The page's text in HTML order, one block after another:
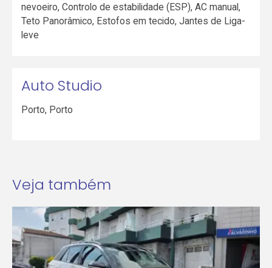
nevoeiro, Controlo de estabilidade (ESP), AC manual,
Teto Panorâmico, Estofos em tecido, Jantes de Liga-
leve
Auto Studio
Porto, Porto
Veja também